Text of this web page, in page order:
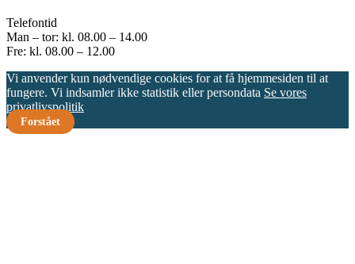
Telefontid
Man – tor: kl. 08.00 – 14.00
Fre: kl. 08.00 – 12.00
Vi anvender kun nødvendige cookies for at få hjemmesiden til at
fungere. Vi indsamler ikke statistik eller persondata Se vores
privatlivspolitik
Forstået